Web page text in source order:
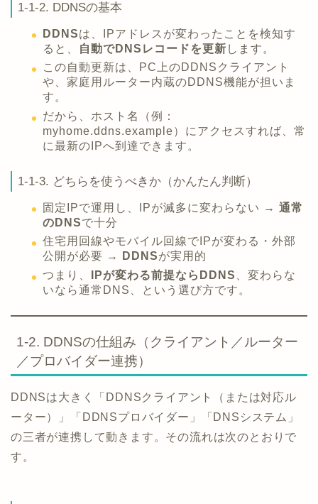
1-1-2. DDNSの基本
DDNSは、IPアドレスが変わったことを検知す
ると、
自動でDNSレコードを更新 します。
この自動更新は、PC上のDDNSクライアント
や、家庭用ルーター内蔵のDDNS機能が担いま
す。
だから、ホスト名（例：
myhome.ddns.example）にアクセスすれば、常
に最新のIPへ到達できます。
1-1-3. どちらを使うべきか（かんたん判断）
固定IPで運用し、IPが滅多に変わらない → 通常
のDNSで十分
住宅用回線やモバイル回線でIPが変わる・外部
公開が必要 →
DDNSが実用的
つまり、
IPが変わる前提ならDDNS
、変わらな
いなら通常DNS、という選び方です。
1-2. DDNSの仕組み（クライアント／ルーター
／プロバイダー連携）
DDNSは大きく「DDNSクライアント（または対応ル
ーター）」「DDNSプロバイダー」「DNSシステム」
の三者が連携して動きます。その流れは次のとおりで
す。